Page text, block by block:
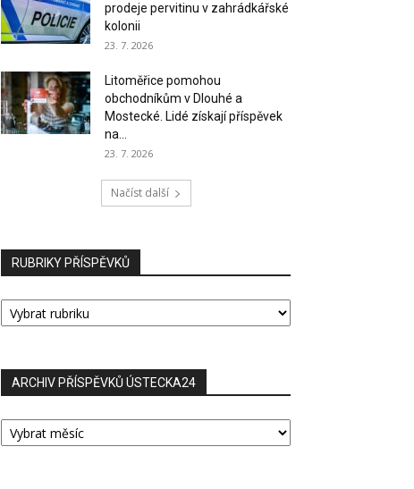
prodeje pervitinu v zahrádkářské
kolonii
23. 7. 2026
Litoměřice pomohou
obchodníkům v Dlouhé a
Mostecké. Lidé získají příspěvek
na...
23. 7. 2026
Načíst další
RUBRIKY PŘÍSPĚVKŮ
RUBRIKY
PŘÍSPĚVKŮ
ARCHIV PŘÍSPĚVKŮ ÚSTECKA24
ARCHIV
PŘÍSPĚVKŮ